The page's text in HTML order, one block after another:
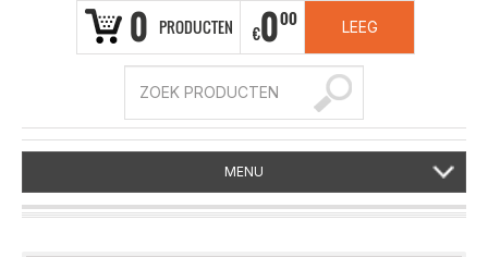
0 PRODUCTEN €000 LEEG
MENU